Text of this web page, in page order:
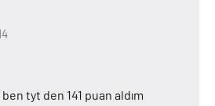
tyt den 141 puan aldım